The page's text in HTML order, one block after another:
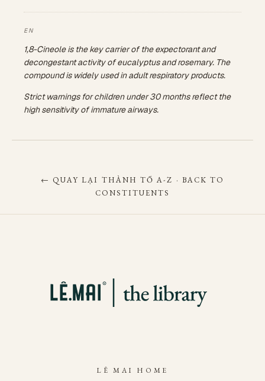
1,8-Cineole is the key carrier of the expectorant and
decongestant activity of eucalyptus and rosemary. The
compound is widely used in adult respiratory products.
Strict warnings for children under 30 months reflect the
high sensitivity of immature airways.
← QUAY LẠI THÀNH TỐ A-Z · BACK TO
CONSTITUENTS
LÊ MAI HOME